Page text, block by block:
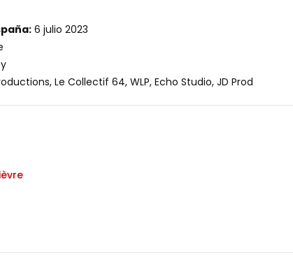
6 julio 2023
Le Collectif 64, WLP, Echo Studio, JD Prod